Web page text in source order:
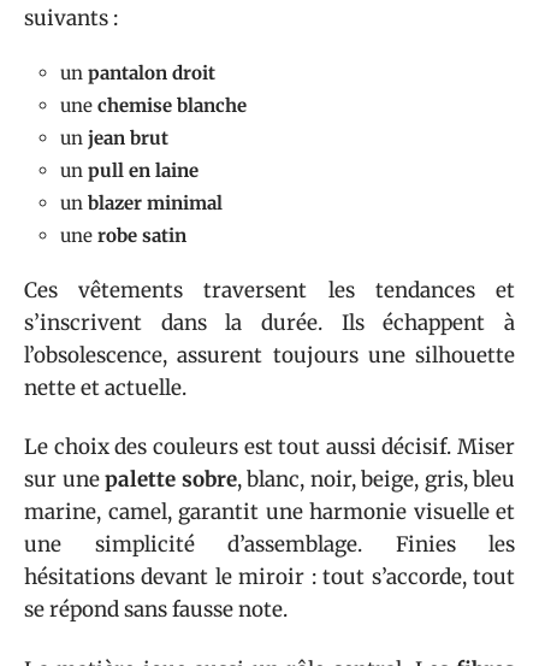
suivants :
un pantalon droit
une chemise blanche
un jean brut
un pull en laine
un blazer minimal
une robe satin
Ces vêtements traversent les tendances et
s’inscrivent dans la durée. Ils échappent à
l’obsolescence, assurent toujours une silhouette
nette et actuelle.
Le choix des couleurs est tout aussi décisif. Miser
sur unepalette sobre, blanc, noir, beige, gris, bleu
marine, camel, garantit une harmonie visuelle et
une simplicité d’assemblage. Finies les
hésitations devant le miroir : tout s’accorde, tout
se répond sans fausse note.